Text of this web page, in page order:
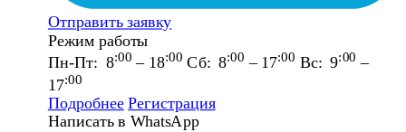
Отправить заявку
Режим работы
Пн-Пт: 8:00 – 18:00 Сб: 8:00 – 17:00 Вс: 9:00 –
17:00
Подробнее Регистрация
Написать в WhatsApp